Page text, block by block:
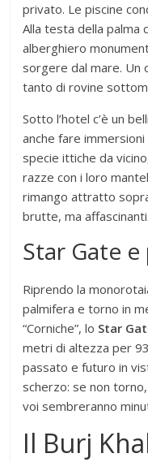
privato. Le piscine
Alla testa della palma
alberghiero
sorgere dal mare. Un
tanto di rovine
Sotto l’hotel c’è un
anche fare
specie ittiche da
razze con i loro
rimango attratto
brutte, ma affascinanti.
Star Gate
Riprendo la
palmifera e torno in
“Corniche”, lo Star
metri di altezza per
passato e futuro in
scherzo: se non
voi sembreranno
Il Burj